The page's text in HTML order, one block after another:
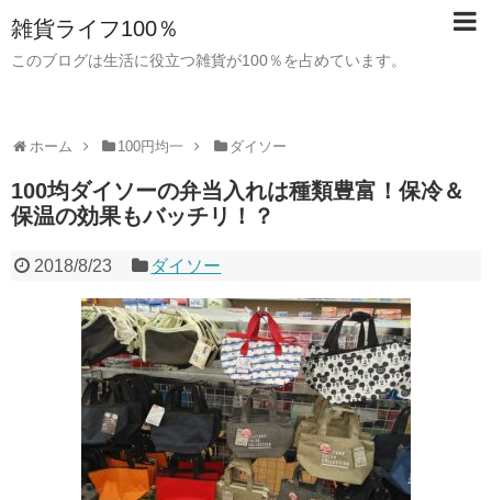
雑貨ライフ100％
このブログは生活に役立つ雑貨が100％を占めています。
ホーム 100円均一 ダイソー
100均ダイソーの弁当入れは種類豊富！保冷＆
保温の効果もバッチリ！？
2018/8/23 ダイソー